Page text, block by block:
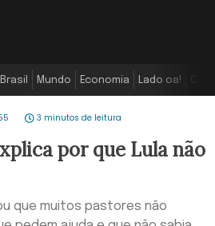
Brasil Mundo Economia Lado oa!
3 minutos de leitura
por que Lula não
que muitos pastores não